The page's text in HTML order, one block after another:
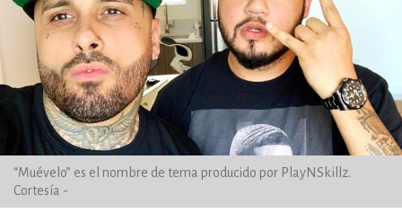
“Muévelo” es el nombre de tema producido por PlayNSkillz.
Cortesía -